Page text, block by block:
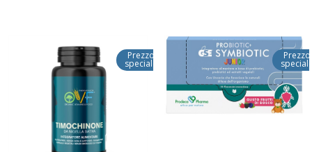
Prezzo
speciale
Prezzo